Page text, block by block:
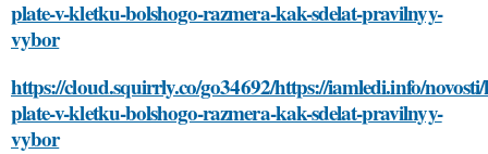
plate-v-kletku-bolshogo-razmera-kak-sdelat-pravilnyy-
vybor
https://cloud.squirrly.co/go34692/https://iamledi.info/
plate-v-kletku-bolshogo-razmera-kak-sdelat-pravilnyy-
vybor